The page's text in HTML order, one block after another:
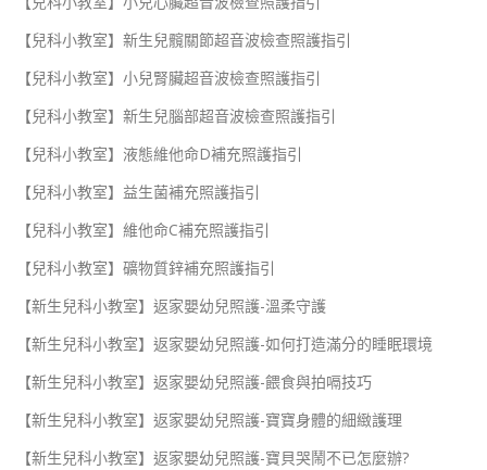
【兒科小教室】新生兒髖關節超音波檢查照護指引
【兒科小教室】小兒腎臟超音波檢查照護指引
【兒科小教室】新生兒腦部超音波檢查照護指引
【兒科小教室】液態維他命D補充照護指引
【兒科小教室】益生菌補充照護指引
【兒科小教室】維他命C補充照護指引
【兒科小教室】礦物質鋅補充照護指引
【新生兒科小教室】返家嬰幼兒照護-溫柔守護
【新生兒科小教室】返家嬰幼兒照護-如何打造滿分的睡眠環境
【新生兒科小教室】返家嬰幼兒照護-餵食與拍嗝技巧
【新生兒科小教室】返家嬰幼兒照護-寶寶身體的細緻護理
【新生兒科小教室】返家嬰幼兒照護-寶貝哭鬧不已怎麼辦?